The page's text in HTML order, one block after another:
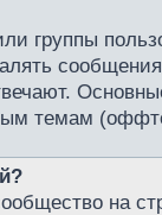
группы
темам
на